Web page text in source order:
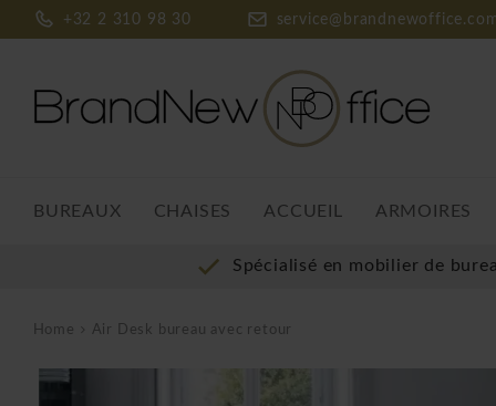
+32 2 310 98 30
BUREAUX CHAISES ACCUEIL ARMOIRES
Spécialisé en mobilier de
Home Air Desk bureau avec retour